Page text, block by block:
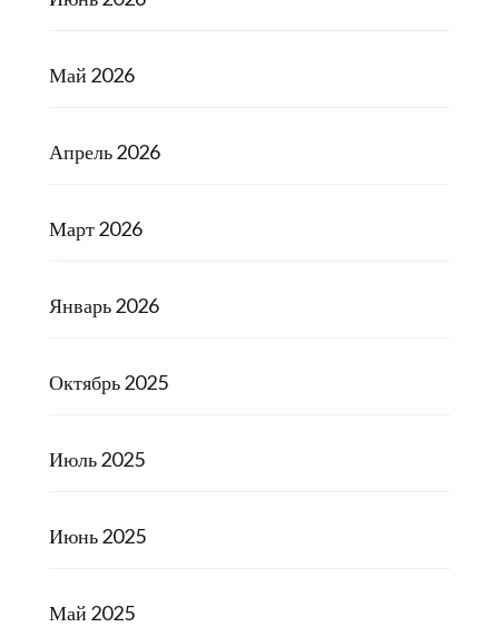
Май 2026
Апрель 2026
Март 2026
Январь 2026
Октябрь 2025
Июль 2025
Июнь 2025
Май 2025